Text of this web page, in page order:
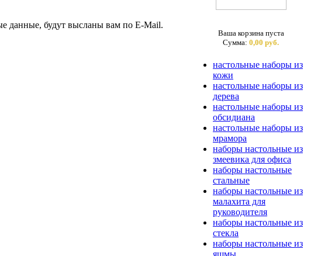
данные, будут высланы вам по E-Mail.
Ваша корзина пуста
Сумма: 0,00 руб.
настольные наборы из
кожи
настольные наборы из
дерева
настольные наборы из
обсидиана
настольные наборы из
мрамора
наборы настольные из
змеевика для офиса
наборы настольные
стальные
наборы настольные из
малахита для
руководителя
наборы настольные из
стекла
наборы настольные из
яшмы